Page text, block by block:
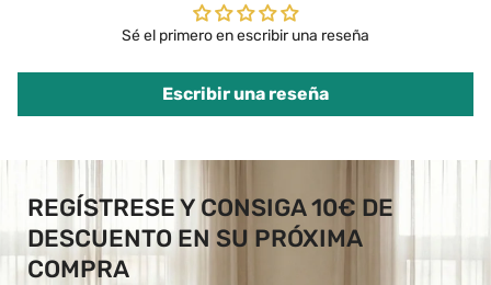
Sé el primero en escribir una reseña
Escribir una reseña
REGÍSTRESE Y CONSIGA 10€ DE
DESCUENTO EN SU PRÓXIMA
COMPRA